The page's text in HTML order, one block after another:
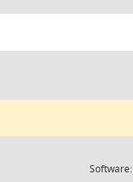
Software: